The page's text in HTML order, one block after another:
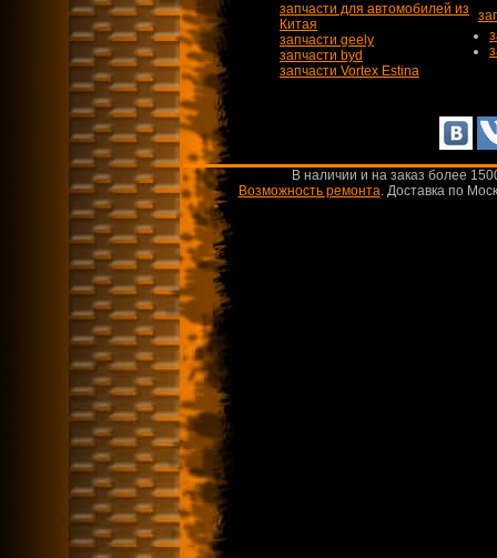
запчасти для автомобилей из
Китая
запчасти geely
запчасти byd
запчасти Vortex Estina
В наличии и на заказ более
Возможность ремонта.Доставка по